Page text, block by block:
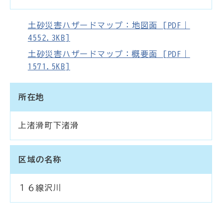
土砂災害ハザードマップ：地図面 [PDF｜
4552.3KB]
土砂災害ハザードマップ：概要面 [PDF｜
1571.5KB]
所在地
上渚滑町下渚滑
区域の名称
１６線沢川